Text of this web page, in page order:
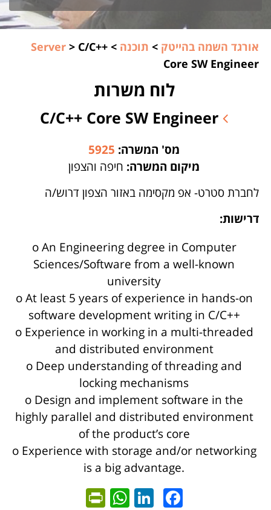
אורגד השמה בהייטק > תוכנה >
Server > C/C++
Core SW Engineer
לוח משרות
מס' המשרה: 5925
מיקום המשרה: חיפה והצפון
לחברת סטרט- אפ מקסימה באזור הצפון דרוש/ה
דרישות:
o An Engineering degree in Computer
Sciences/Software from a well-known
university
o At least 5 years of experience in hands-on
software development writing in C/C++
o Experience in working in a multi-threaded
and distributed environment
o Deep understanding of threading and
locking mechanisms
o Design and implement software in the
highly parallel and distributed environment
of the product’s core
o Experience with storage and/or networking
is a big advantage.
Facebook
LinkedIn
WhatsApp